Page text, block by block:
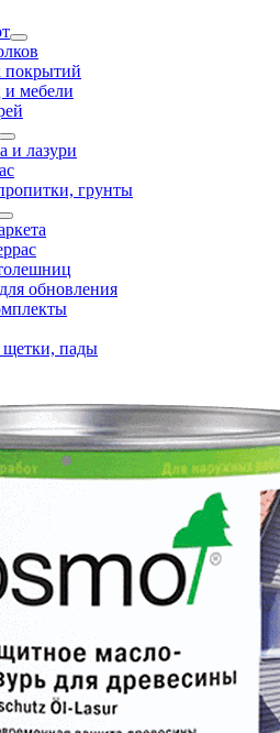
покрытий
мебели
и лазури
грунты
обновления
щетки, пады